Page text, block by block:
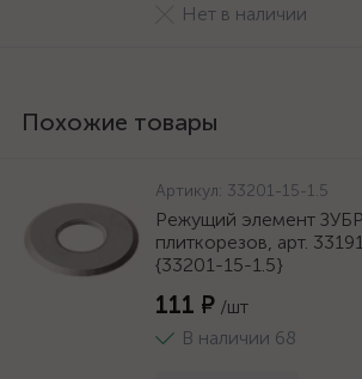
Нет в наличии
Похожие товары
Артикул: 33201-15-1.5
Режущий элемент
плиткорезов, арт.
{33201-15-1.5}
111 ₽ /шт
В наличии 68